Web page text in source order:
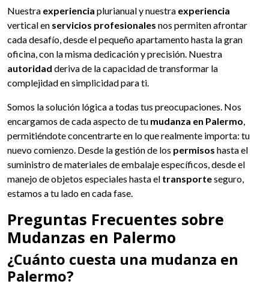
Nuestra experiencia plurianual y nuestra experiencia
vertical en servicios profesionales nos permiten afrontar
cada desafío, desde el pequeño apartamento hasta la gran
oficina, con la misma dedicación y precisión. Nuestra
autoridad deriva de la capacidad de transformar la
complejidad en simplicidad para ti.
Somos la solución lógica a todas tus preocupaciones. Nos
encargamos de cada aspecto de tu mudanza en Palermo,
permitiéndote concentrarte en lo que realmente importa: tu
nuevo comienzo. Desde la gestión de los permisos hasta el
suministro de materiales de embalaje específicos, desde el
manejo de objetos especiales hasta el transporteseguro,
estamos a tu lado en cada fase.
Preguntas Frecuentes sobre
Mudanzas en Palermo
¿Cuánto cuesta una mudanza en
Palermo?